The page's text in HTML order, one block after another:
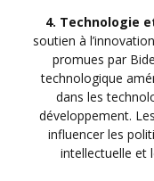
4. Technologie
soutien à
promues par
technologique
dans les
développement.
influencer les
intellectuelle et